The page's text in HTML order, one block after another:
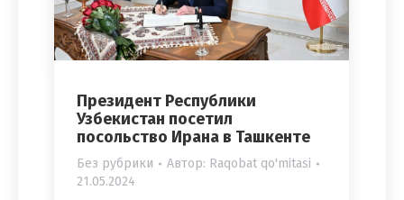
Президент Республики
Узбекистан посетил
посольство Ирана в Ташкенте
Без рубрики Автор: Raqobat qo'mitasi
21.05.2024